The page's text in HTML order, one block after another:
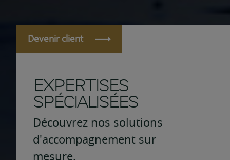
Devenir client
EXPERTISES
SPÉCIALISÉES
Découvrez nos solutions
d'accompagnement sur
mesure.